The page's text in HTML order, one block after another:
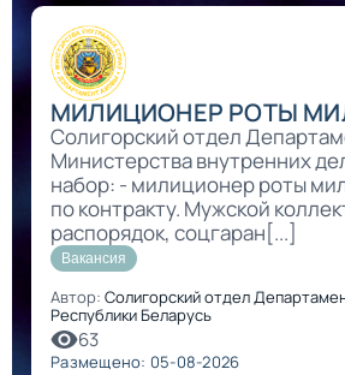
МИЛИЦИОНЕР РОТЫ
Солигорский отдел
Министерства внутренних
набор: - милиционер роты
по контракту. Мужской
распорядок, соцгаран[...]
Вакансия
Автор: Солигорский отдел
Республики Беларусь
63
Размещено: 05-08-2026